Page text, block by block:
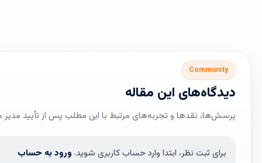
Community
دیدگاه‌های این مقاله
پرسش‌ها، نقدها و تجربه‌های مرتبط با این مطلب پس از تأیید
برای ثبت نظر، ابتدا وارد حساب کاربری شوید. ورود به حساب